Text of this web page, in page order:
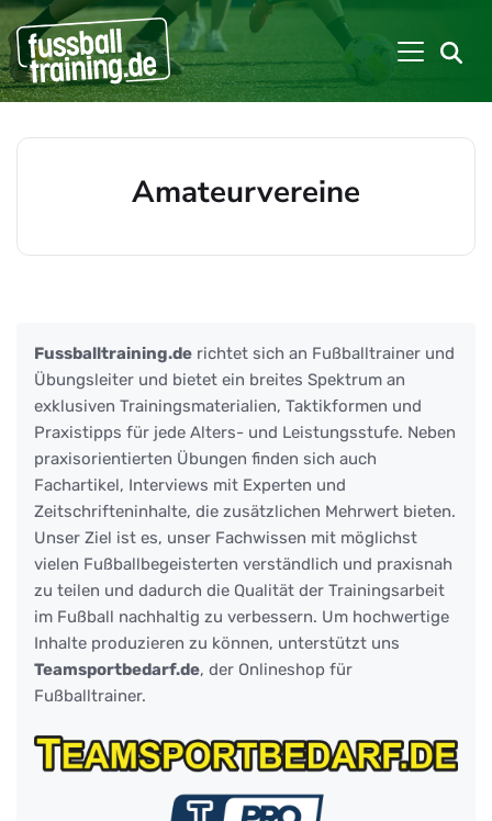
Amateurvereine
Fussballtraining.de richtet sich an Fußballtrainer und
Übungsleiter und bietet ein breites Spektrum an
exklusiven Trainingsmaterialien, Taktikformen und
Praxistipps für jede Alters- und Leistungsstufe. Neben
praxisorientierten Übungen finden sich auch
Fachartikel, Interviews mit Experten und
Zeitschrifteninhalte, die zusätzlichen Mehrwert bieten.
Unser Ziel ist es, unser Fachwissen mit möglichst
vielen Fußballbegeisterten verständlich und praxisnah
zu teilen und dadurch die Qualität der Trainingsarbeit
im Fußball nachhaltig zu verbessern. Um hochwertige
Inhalte produzieren zu können, unterstützt uns
Teamsportbedarf.de, der Onlineshop für
Fußballtrainer.